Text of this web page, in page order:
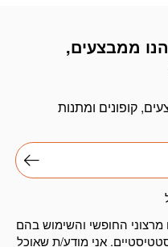
ממבצעים,
קופונים ומתנות
החופשי והשימוש בהם
אני מודע/ת שאוכל